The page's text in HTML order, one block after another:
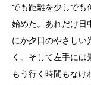
でも距離を少しでも
始めた。あれだけ日
にか夕日のやさしい
く。そして左手に
もう行く時間もなけ